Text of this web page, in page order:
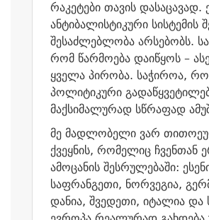
რაკეტები თავის დასაცავად.
ანტიბალისტიკური სისტემის
შესაძლებლობა არსებობს.
რომ წარმოება დაიწყოს –
ყველა პირობა. საჭიროა,
პოლიტიკური
მაქსიმალურად სწრაფად
მე მადლობელი ვარ
ქვეყნის, რომელიც ჩვენთან
ამოცანის შესრულებაში:
საფრანგეთი, ნორვეგია,
დანია, შვედეთი, იტალია და